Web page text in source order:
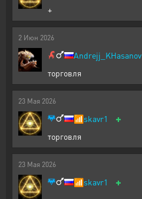
+
2 Июн 2026
Andrejj_KHasanov
торговля
23 Мая 2026
📶skavr1 +
торговля
23 Мая 2026
📶skavr1 +